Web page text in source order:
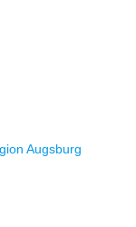
Augsburg